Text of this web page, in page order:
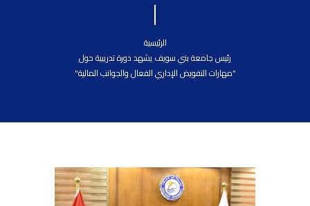
الرئيسية
رئيس جامعة بني سويف يشهد دورة تدريبية حول
"مهارات التفويض الإداري الفعال والجوانب المالية"